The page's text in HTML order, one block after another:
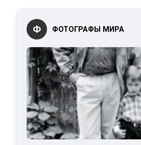
Ф ФОТОГРАФЫ МИРА